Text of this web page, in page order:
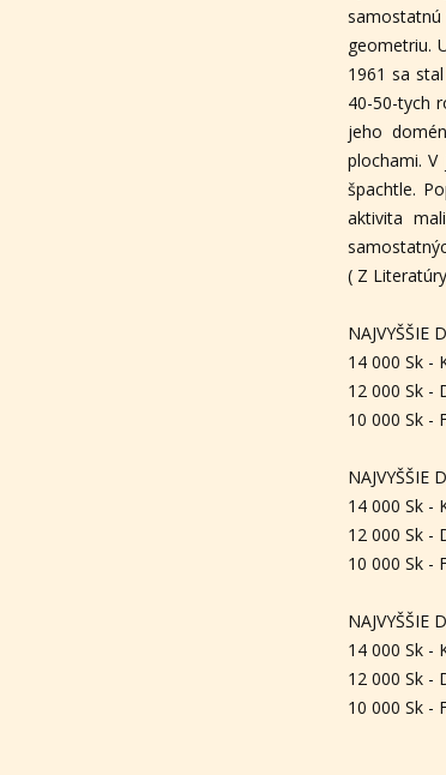
samostatnú
geometriu.
1961 sa
40-50-tych
jeho
plochami.
špachtle.
aktivita
( Z
NAJVYŠŠIE
14 000 Sk -
12 000 Sk -
10 000 Sk -
NAJVYŠŠIE
14 000 Sk -
12 000 Sk -
10 000 Sk -
NAJVYŠŠIE
14 000 Sk -
12 000 Sk -
10 000 Sk -